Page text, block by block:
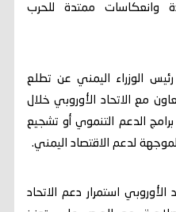
وانعكاسات ممتدة للحرب
الوزراء اليمني عن تطلع
مع الاتحاد الأوروبي خلال
الدعم التنموي أو تشجيع
لدعم الاقتصاد اليمني.
الأوروبي استمرار دعم الاتحاد